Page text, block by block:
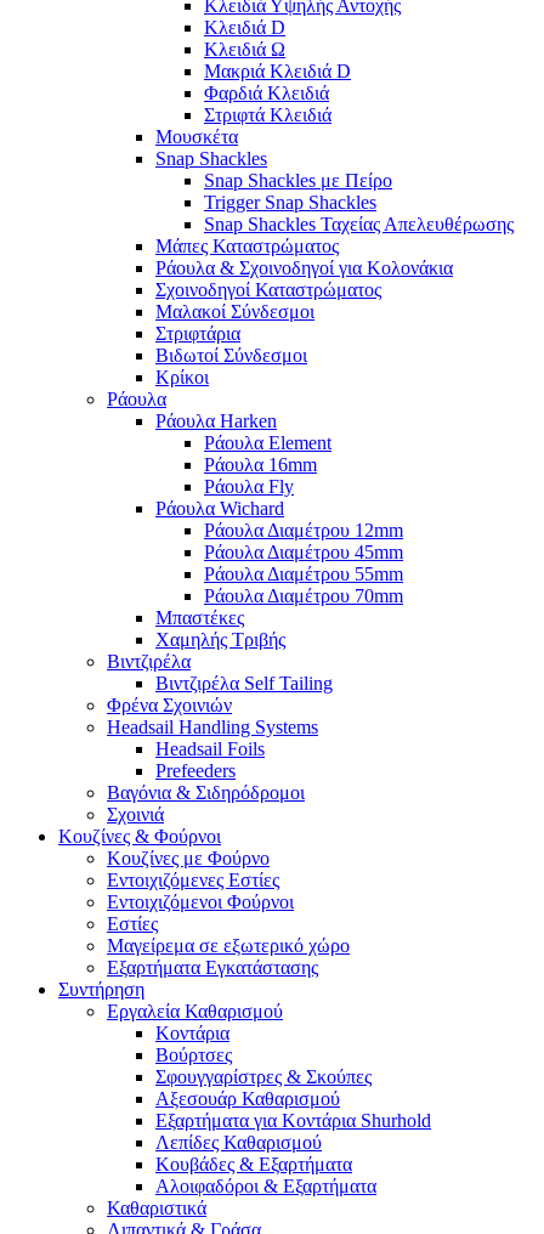
Κλειδιά Υψηλής Αντοχής
Κλειδιά D
Κλειδιά Ω
Μακριά Κλειδιά D
Φαρδιά Κλειδιά
Στριφτά Κλειδιά
Μουσκέτα
Snap Shackles
Snap Shackles με Πείρο
Trigger Snap Shackles
Snap Shackles Ταχείας Απελευθέρωσης
Μάπες Καταστρώματος
Ράουλα & Σχοινοδηγοί για Κολονάκια
Σχοινοδηγοί Καταστρώματος
Μαλακοί Σύνδεσμοι
Στριφτάρια
Βιδωτοί Σύνδεσμοι
Κρίκοι
Ράουλα
Ράουλα Harken
Ράουλα Element
Ράουλα 16mm
Ράουλα Fly
Ράουλα Wichard
Ράουλα Διαμέτρου 12mm
Ράουλα Διαμέτρου 45mm
Ράουλα Διαμέτρου 55mm
Ράουλα Διαμέτρου 70mm
Μπαστέκες
Χαμηλής Τριβής
Βιντζιρέλα
Βιντζιρέλα Self Tailing
Φρένα Σχοινιών
Headsail Handling Systems
Headsail Foils
Prefeeders
Βαγόνια & Σιδηρόδρομοι
Σχοινιά
Κουζίνες & Φούρνοι
Κουζίνες με Φούρνο
Εντοιχιζόμενες Εστίες
Εντοιχιζόμενοι Φούρνοι
Εστίες
Μαγείρεμα σε εξωτερικό χώρο
Εξαρτήματα Εγκατάστασης
Συντήρηση
Εργαλεία Καθαρισμού
Κοντάρια
Βούρτσες
Σφουγγαρίστρες & Σκούπες
Αξεσουάρ Καθαρισμού
Εξαρτήματα για Κοντάρια Shurhold
Λεπίδες Καθαρισμού
Κουβάδες & Εξαρτήματα
Αλοιφαδόροι & Εξαρτήματα
Καθαριστικά
Λιπαντικά & Γράσα